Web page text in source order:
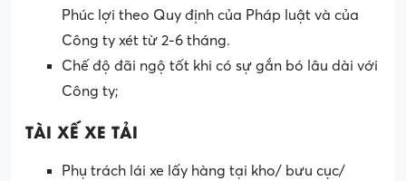
Phúc lợi theo Quy định của Pháp luật và của
Công ty xét từ 2-6 tháng.
Chế độ đãi ngộ tốt khi có sự gắn bó lâu dài với
Công ty;
TÀI XẾ XE TẢI
Phụ trách lái xe lấy hàng tại kho/ bưu cục/